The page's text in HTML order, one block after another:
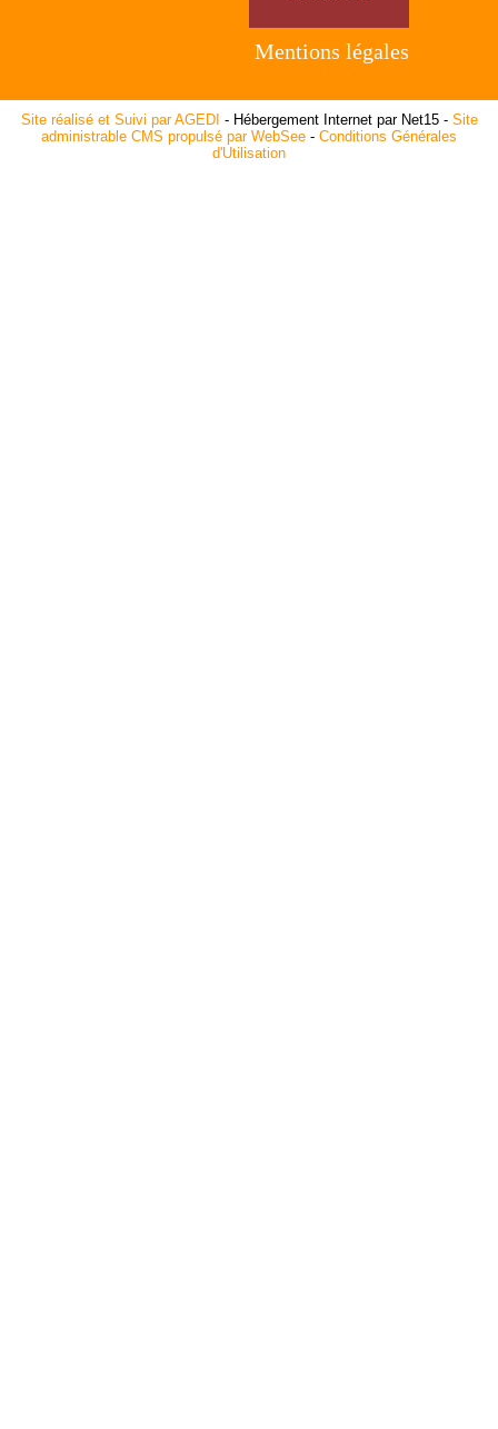
Mentions légales
Site réalisé et Suivi par AGEDI - Hébergement Internet par Net15 - Site
administrable CMS propulsé par WebSee - Conditions Générales
d'Utilisation